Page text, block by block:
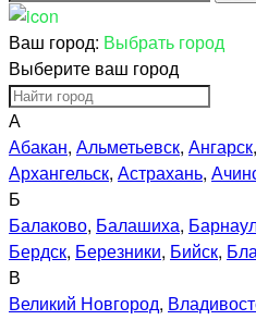
Ваш город: Выбрать город
Выберите ваш город
А
Абакан, Альметьевск, Ангарск,
Архангельск, Астрахань,
Б
Балаково, Балашиха,
Бердск, Березники, Бийск,
В
Великий Новгород,